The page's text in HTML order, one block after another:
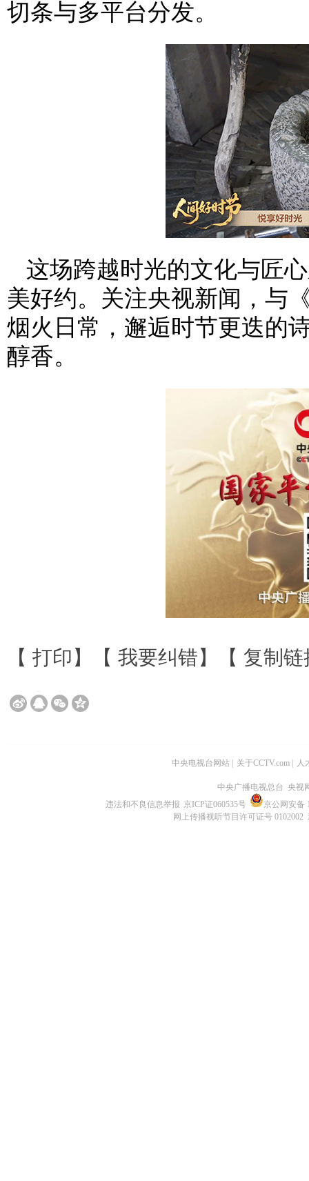
切条与多平台分发。
这场跨越时光的文化与匠
美好约。关注央视新闻，与
烟火日常，邂逅时节更迭的
醇香。
【 打印 】【 我要纠错】【 复制链
中央电视台网站 关于CCTV.com 人
中央广播电视总台 央视
违法和不良信息举报 京ICP证060535号
京公网安备
网上传播视听节目许可证号 0102002